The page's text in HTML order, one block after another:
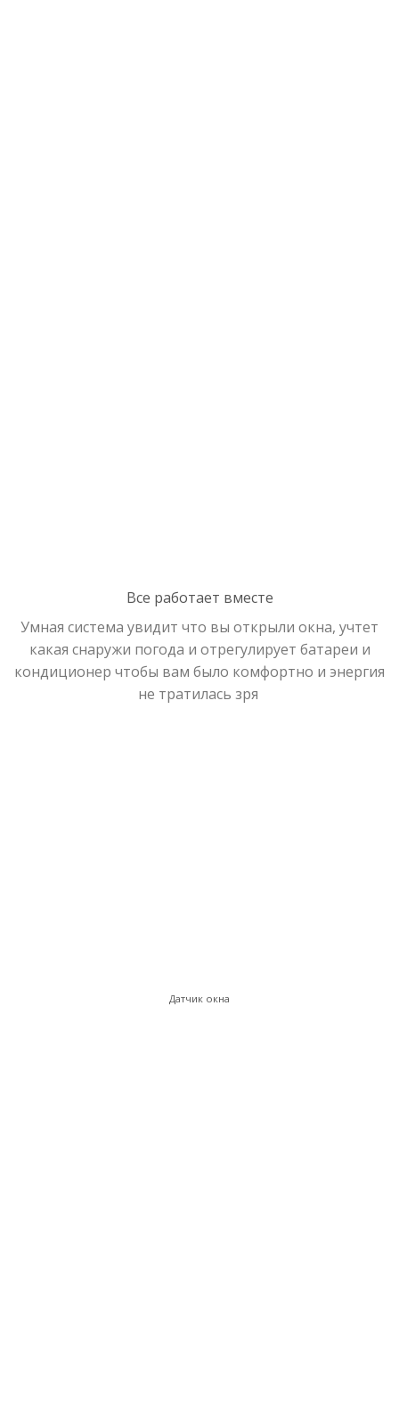
Все работает вместе
Умная система увидит что вы открыли окна, учтет
какая снаружи погода и отрегулирует батареи и
кондиционер чтобы вам было комфортно и энергия
не тратилась зря
Датчик окна